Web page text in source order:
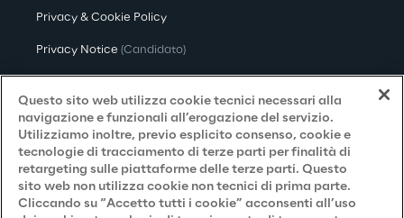
Privacy & Cookie Policy
Privacy Notice (Candidato)
Privacy Notice(Fornitore)
Privacy Notice (Marketing)
Accessibilità
Questo sito web utilizza cookie tecnici necessari alla
navigazione e funzionali all’erogazione del servizio.
Utilizziamo inoltre, previo esplicito consenso, cookie e
tecnologie di tracciamento di terze parti per finalità di
retargeting sulle piattaforme delle terze parti. Questo
sito web non utilizza cookie non tecnici di prima parte.
Cliccando su “Accetto tutti i cookie” acconsenti all’uso